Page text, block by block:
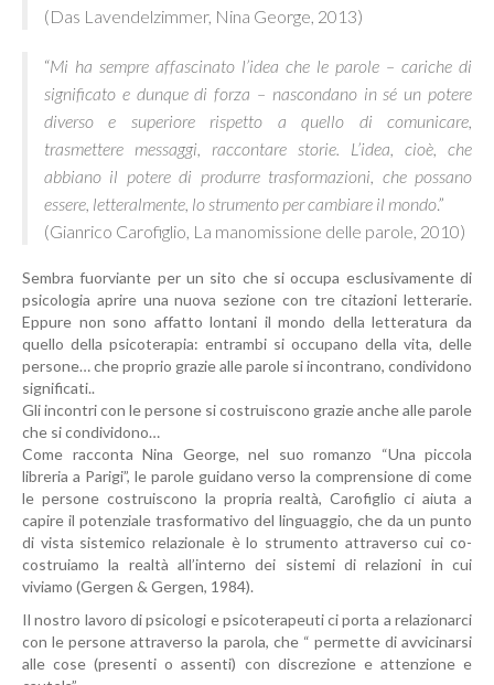
(Das Lavendelzimmer, Nina George, 2013)
“Mi ha sempre affascinato l’idea che le parole – cariche di
significato e dunque di forza – nascondano in sé un potere
diverso e superiore rispetto a quello di comunicare,
trasmettere messaggi, raccontare storie. L’idea, cioè, che
abbiano il potere di produrre trasformazioni, che possano
essere, letteralmente, lo strumento per cambiare il mondo.”
(Gianrico Carofiglio, La manomissione delle parole, 2010)
Sembra fuorviante per un sito che si occupa esclusivamente di
psicologia aprire una nuova sezione con tre citazioni letterarie.
Eppure non sono affatto lontani il mondo della letteratura da
quello della psicoterapia: entrambi si occupano della vita, delle
persone… che proprio grazie alle parole si incontrano, condividono
significati..
Gli incontri con le persone si costruiscono grazie anche alle parole
che si condividono…
Come racconta Nina George, nel suo romanzo “Una piccola
libreria a Parigi”, le parole guidano verso la comprensione di come
le persone costruiscono la propria realtà, Carofiglio ci aiuta a
capire il potenziale trasformativo del linguaggio, che da un punto
di vista sistemico relazionale è lo strumento attraverso cui co-
costruiamo la realtà all’interno dei sistemi di relazioni in cui
viviamo (Gergen & Gergen, 1984).
Il nostro lavoro di psicologi e psicoterapeuti ci porta a relazionarci
con le persone attraverso la parola, che “ permette di avvicinarsi
alle cose (presenti o assenti) con discrezione e attenzione e